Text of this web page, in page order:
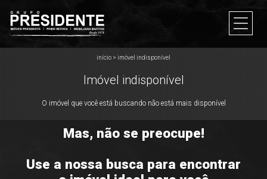
início > imóvel indisponível
Imóvel indisponível
O imóvel que você está buscando não está mais disponível
Mas, não se preocupe!
Use a nossa busca para encontrar